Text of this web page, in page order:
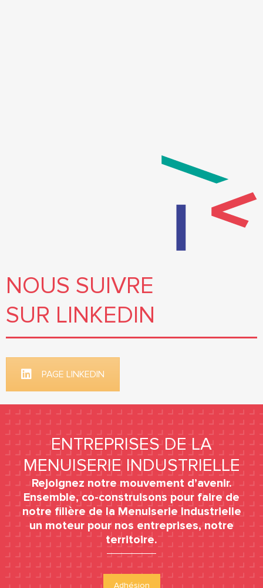
NOUS SUIVRE
SUR LINKEDIN
PAGE LINKEDIN
ENTREPRISES DE LA
MENUISERIE INDUSTRIELLE
Rejoignez notre mouvement d’avenir.
Ensemble, co-construisons pour faire de
notre filière de la Menuiserie Industrielle
un moteur pour nos entreprises, notre
territoire.
Adhésion